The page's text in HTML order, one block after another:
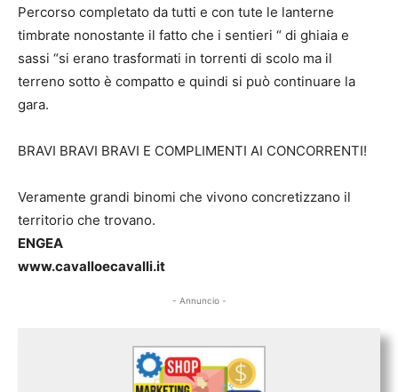
Percorso completato da tutti e con tute le lanterne
timbrate nonostante il fatto che i sentieri “ di ghiaia e
sassi “si erano trasformati in torrenti di scolo ma il
terreno sotto è compatto e quindi si può continuare la
gara.
BRAVI BRAVI BRAVI E COMPLIMENTI AI CONCORRENTI!
Veramente grandi binomi che vivono concretizzano il
territorio che trovano.
ENGEA
www.cavalloecavalli.it
- Annuncio -